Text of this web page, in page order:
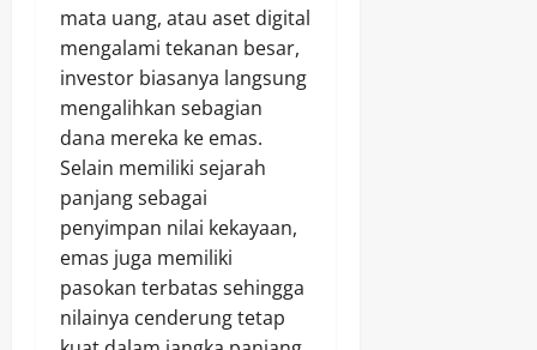
mata uang, atau aset digital
mengalami tekanan besar,
investor biasanya langsung
mengalihkan sebagian
dana mereka ke emas.
Selain memiliki sejarah
panjang sebagai
penyimpan nilai kekayaan,
emas juga memiliki
pasokan terbatas sehingga
nilainya cenderung tetap